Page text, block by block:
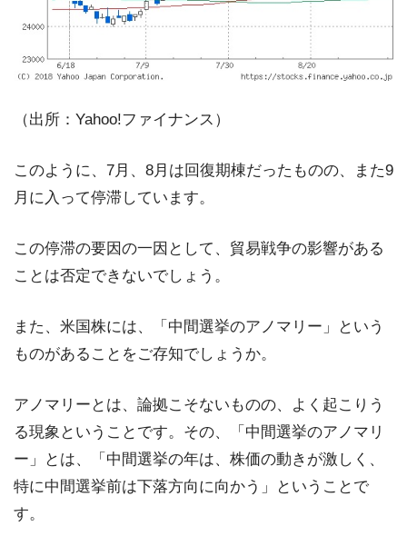
（出所：Yahoo!ファイナンス）
このように、7月、8月は回復期棟だったものの、また9
月に入って停滞しています。
この停滞の要因の一因として、貿易戦争の影響がある
ことは否定できないでしょう。
また、米国株には、「中間選挙のアノマリー」という
ものがあることをご存知でしょうか。
アノマリーとは、論拠こそないものの、よく起こりう
る現象ということです。その、「中間選挙のアノマリ
ー」とは、「中間選挙の年は、株価の動きが激しく、
特に中間選挙前は下落方向に向かう」ということで
す。